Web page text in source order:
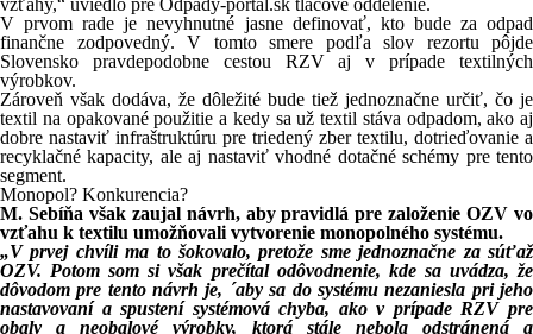
vzťahy,“ uviedlo pre Odpady-portal.sk tlačové oddelenie.
V prvom rade je nevyhnutné jasne definovať, kto bude za odpad
finančne zodpovedný. V tomto smere podľa slov rezortu pôjde
Slovensko pravdepodobne cestou RZV aj v prípade textilných
výrobkov.
Zároveň však dodáva, že dôležité bude tiež jednoznačne určiť, čo je
textil na opakované použitie a kedy sa už textil stáva odpadom, ako aj
dobre nastaviť infraštruktúru pre triedený zber textilu, dotrieďovanie a
recyklačné kapacity, ale aj nastaviť vhodné dotačné schémy pre tento
segment.
Monopol? Konkurencia?
M. Sebíňa však zaujal návrh, aby pravidlá pre založenie OZV vo
vzťahu k textilu umožňovali vytvorenie monopolného systému.
„V prvej chvíli ma to šokovalo, pretože sme jednoznačne za súťaž
OZV. Potom som si však prečítal odôvodnenie, kde sa uvádza, že
dôvodom pre tento návrh je, ´aby sa do systému nezaniesla pri jeho
nastavovaní a spustení systémová chyba, ako v prípade RZV pre
obaly a neobalové výrobky, ktorá stále nebola odstránená a